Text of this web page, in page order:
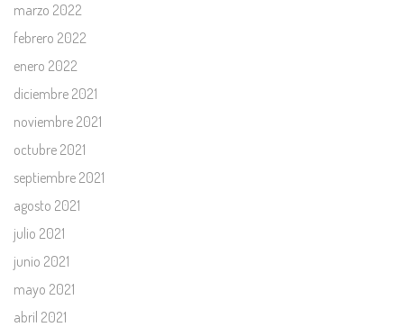
marzo 2022
febrero 2022
enero 2022
diciembre 2021
noviembre 2021
octubre 2021
septiembre 2021
agosto 2021
julio 2021
junio 2021
mayo 2021
abril 2021